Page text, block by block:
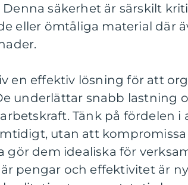
säkerhet är särskilt
eller ömtåliga material där
en effektiv lösning för att
underlättar snabb lastning
Tänk på fördelen i
utan att
gör dem idealiska för
pengar och effektivitet är